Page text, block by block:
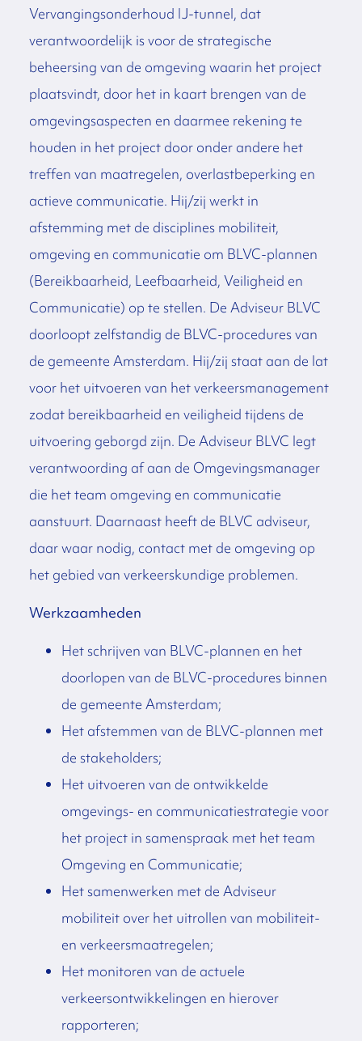
Vervangingsonderhoud IJ-tunnel, dat
verantwoordelijk is voor de strategische
beheersing van de omgeving waarin het project
plaatsvindt, door het in kaart brengen van de
omgevingsaspecten en daarmee rekening te
houden in het project door onder andere het
treffen van maatregelen, overlastbeperking en
actieve communicatie. Hij/zij werkt in
afstemming met de disciplines mobiliteit,
omgeving en communicatie om BLVC-plannen
(Bereikbaarheid, Leefbaarheid, Veiligheid en
Communicatie) op te stellen. De Adviseur BLVC
doorloopt zelfstandig de BLVC-procedures van
de gemeente Amsterdam. Hij/zij staat aan de lat
voor het uitvoeren van het verkeersmanagement
zodat bereikbaarheid en veiligheid tijdens de
uitvoering geborgd zijn. De Adviseur BLVC legt
verantwoording af aan de Omgevingsmanager
die het team omgeving en communicatie
aanstuurt. Daarnaast heeft de BLVC adviseur,
daar waar nodig, contact met de omgeving op
het gebied van verkeerskundige problemen.
Werkzaamheden
Het schrijven van BLVC-plannen en het
doorlopen van de BLVC-procedures binnen
de gemeente Amsterdam;
Het afstemmen van de BLVC-plannen met
de stakeholders;
Het uitvoeren van de ontwikkelde
omgevings- en communicatiestrategie voor
het project in samenspraak met het team
Omgeving en Communicatie;
Het samenwerken met de Adviseur
mobiliteit over het uitrollen van mobiliteit-
en verkeersmaatregelen;
Het monitoren van de actuele
verkeersontwikkelingen en hierover
rapporteren;